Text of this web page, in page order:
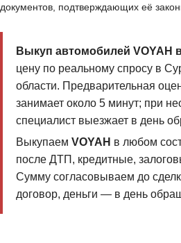
документов, подтверждающих её
Выкуп автомобилей VOYAH
цену по реальному спросу в
области. Предварительная
занимает около 5 минут; при
специалист выезжает в день
Выкупаем VOYAH в любом
после ДТП, кредитные,
Сумму согласовываем до
договор, деньги — в день